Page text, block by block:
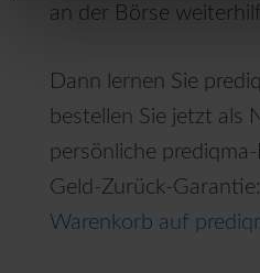
an der Börse
Dann lernen Sie
bestellen Sie jetzt als
persönliche
Geld-Zurück-
Warenkorb auf